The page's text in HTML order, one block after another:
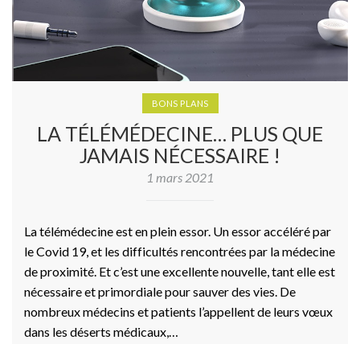
BONS PLANS
LA TÉLÉMÉDECINE… PLUS QUE
JAMAIS NÉCESSAIRE !
1 mars 2021
La télémédecine est en plein essor. Un essor accéléré par
le Covid 19, et les difficultés rencontrées par la médecine
de proximité. Et c’est une excellente nouvelle, tant elle est
nécessaire et primordiale pour sauver des vies. De
nombreux médecins et patients l’appellent de leurs vœux
dans les déserts médicaux,…